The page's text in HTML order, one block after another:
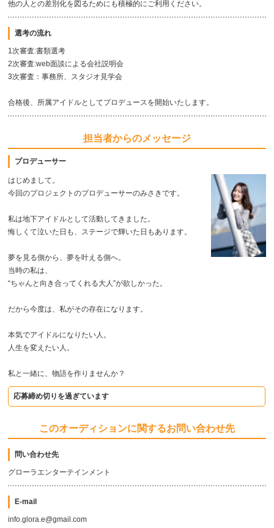
他の人との差別化を図るためにも積極的にご利用ください。
選考の流れ
1次審査:書類選考
2次審査:web面談による会社説明会
3次審査：事務所、スタジオ見学会
合格後、所属アイドルとしてプロデュースを開始いたします。
担当者からのメッセージ
プロデューサー
はじめまして。
今回のプロジェクトのプロデューサーのみさきです。
私は地下アイドルとして活動してきました。
悔しくて泣いた日も、ステージで輝いた日もあります。
夢を見る側から、夢を叶える側へ。
当時の私は、
“ちゃんと向き合ってくれる大人”が欲しかった。
だから今度は、私がその存在になります。
本気でアイドルになりたい人。
人生を変えたい人。
私と一緒に、物語を作りませんか？
応募締め切りを過ぎています
このオーディションに関するお問い合わせ先
問い合わせ先
グローラエンターテインメント
E-mail
info.glora.e@gmail.com